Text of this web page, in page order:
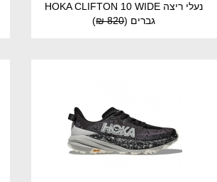
נעלי ריצה HOKA CLIFTON 10 WIDE
גברים (
820 ₪
)